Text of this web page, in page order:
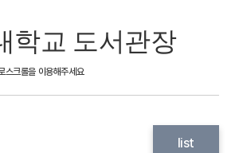
학교 도서관장
list